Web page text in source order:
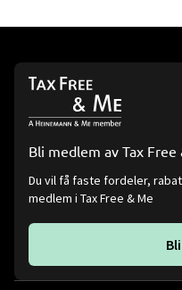
Bli medlem av Tax Free
Du vil få faste fordeler,
medlem i Tax Free & Me